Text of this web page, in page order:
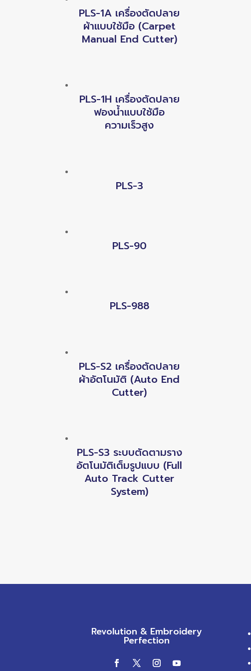
PLS-1A เครื่องตัดปลาย
ผ้าแบบใช้มือ (Carpet
Manual End Cutter)
PLS-1H เครื่องตัดปลาย
ฟองน้ำแบบใช้มือ
ความเร็วสูง
PLS-3
PLS-90
PLS-988
PLS-S2 เครื่องตัดปลาย
ผ้าอัตโนมัติ (Auto End
Cutter)
PLS-S3 ระบบตัดตามราง
อัตโนมัติเต็มรูปแบบ (Full
Auto Track Cutter
System)
Revolution & Embroidery
Perfection